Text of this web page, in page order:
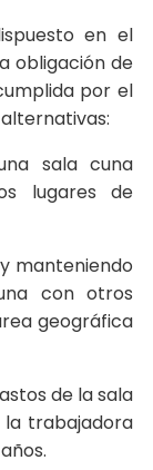
en el
obligación de
por el
sala cuna
lugares de
manteniendo
con otros
geográfica
de la sala
trabajadora